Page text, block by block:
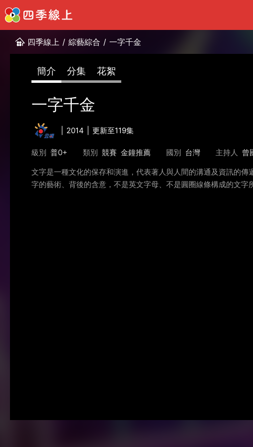
四季線上 / 綜藝綜合 / 一字千金
簡介 分集 花絮
一字千金
2014 更新至119集
級別 普0+ 類別 競賽 金鐘推薦 國別 台灣 主持人 曾
文字是一種文化的保存和演進，代表著人與人間的溝通及資訊的
字的藝術、背後的含意，不是英文字母、不是圓圈線條構成的文字